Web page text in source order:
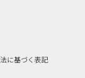
に基づく表記